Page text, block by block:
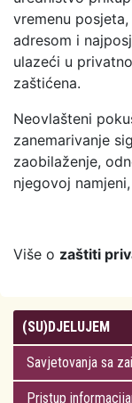
vremenu
adresom i
ulazeći u
zaštićena.
Neovlašteni
zanemarivanje
zaobilaženje,
njegovoj
Više o zaštiti
(SU)DJELUJEM
Savjetovanja sa
Pristup